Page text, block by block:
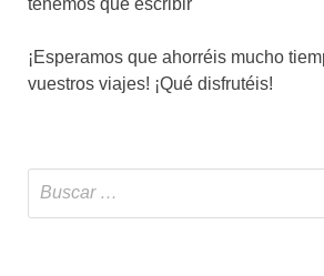
¡Esperamos que ahorréis mucho
vuestros viajes! ¡Qué disfrutéis!